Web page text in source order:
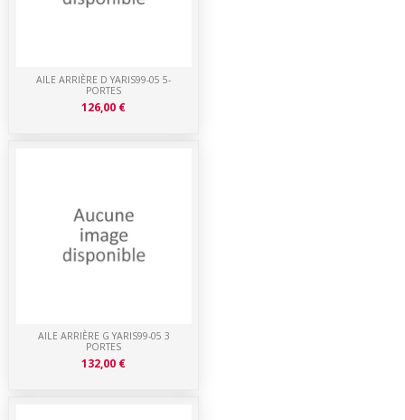
AILE ARRIÈRE G YARIS99-05 3
PORTES
132,00 €
AILE ARRIÈRE D YARIS99-05 5-
PORTES
126,00 €